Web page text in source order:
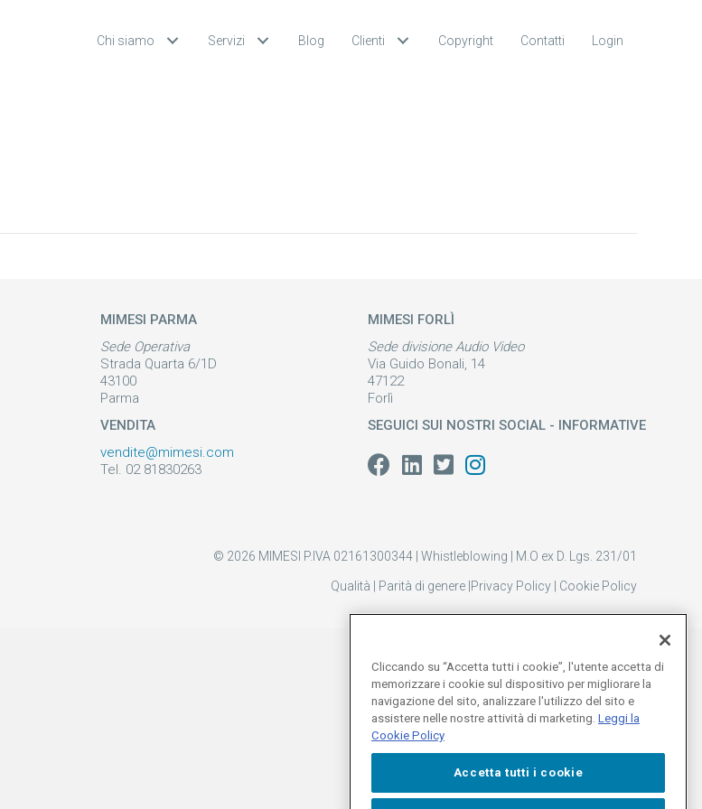
Chi siamo Servizi Blog Clienti Copyright Contatti Login
MIMESI PARMA
Sede Operativa
Strada Quarta 6/1D
43100
Parma
VENDITA
vendite@mimesi.com
Tel. 02 81830263
MIMESI FORLÌ
Sede divisione Audio Video
Via Guido Bonali, 14
47122
Forlì
SEGUICI SUI NOSTRI SOCIAL - INFORMATIVE
© 2026 MIMESI P.IVA 02161300344 | Whistleblowing M.O ex D. Lgs. 231/01
Qualità Parità di genere Privacy Policy Cookie Policy
Cliccando su “Accetta tutti i cookie”, l'utente accetta di
memorizzare i cookie sul dispositivo per migliorare la
navigazione del sito, analizzare l'utilizzo del sito e
assistere nelle nostre attività di marketing. Leggi la
Cookie Policy
Accetta tutti i cookie